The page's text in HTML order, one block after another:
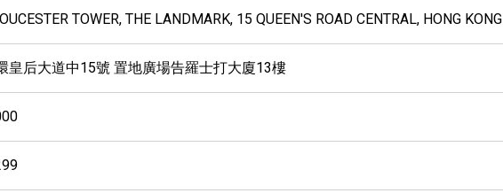
TOWER, THE LANDMARK, 15 QUEEN'S ROAD CENTRAL, HONG KONG
皇后大道中15號 置地廣場告羅士打大廈13樓